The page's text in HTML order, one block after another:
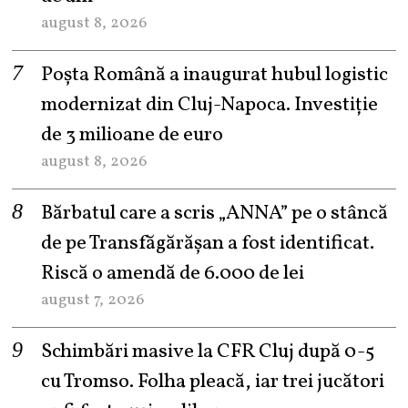
august 8, 2026
Poșta Română a inaugurat hubul logistic
modernizat din Cluj-Napoca. Investiție
de 3 milioane de euro
august 8, 2026
Bărbatul care a scris „ANNA” pe o stâncă
de pe Transfăgărășan a fost identificat.
Riscă o amendă de 6.000 de lei
august 7, 2026
Schimbări masive la CFR Cluj după 0-5
cu Tromso. Folha pleacă, iar trei jucători